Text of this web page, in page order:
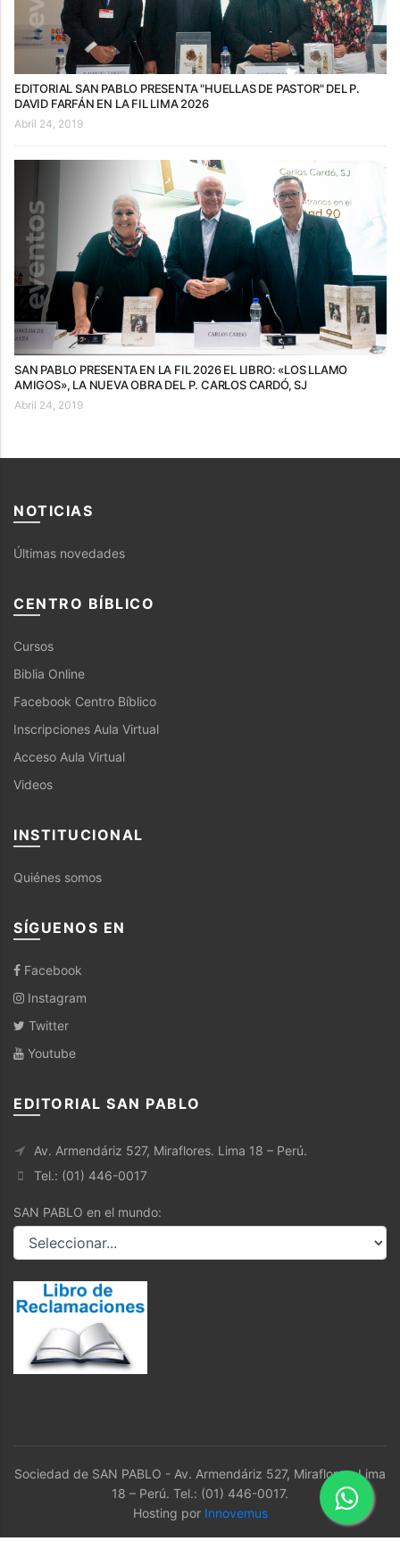
EDITORIAL SAN PABLO PRESENTA "HUELLAS DE PASTOR" DEL P.
DAVID FARFÁN EN LA FIL LIMA 2026
Abril 24, 2019
SAN PABLO PRESENTA EN LA FIL 2026 EL LIBRO: «LOS LLAMO
AMIGOS», LA NUEVA OBRA DEL P. CARLOS CARDÓ, SJ
Abril 24, 2019
NOTICIAS
Últimas novedades
CENTRO BÍBLICO
Cursos
Biblia Online
Facebook Centro Bíblico
Inscripciones Aula Virtual
Acceso Aula Virtual
Videos
INSTITUCIONAL
Quiénes somos
SÍGUENOS EN
Facebook
Instagram
Twitter
Youtube
EDITORIAL SAN PABLO
Av. Armendáriz 527, Miraflores. Lima 18 – Perú.
Tel.: (01) 446-0017
SAN PABLO en el mundo:
Sociedad de SAN PABLO - Av. Armendáriz 527, Miraflores. Lima
18 – Perú. Tel.: (01) 446-0017.
Hosting por Innovemus